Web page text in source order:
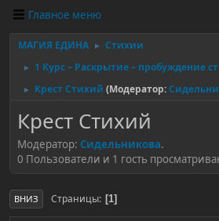
Главное меню
МАГИЯ ЕДИНА ► Стихии
► 1 Курс – Раскрытие – пробуждение
► Крест Стихий (Модератор:
Крест Стихий
Модератор: Сидельникова.
0 Пользователи и 1 гость
ВНИЗ Страницы 1